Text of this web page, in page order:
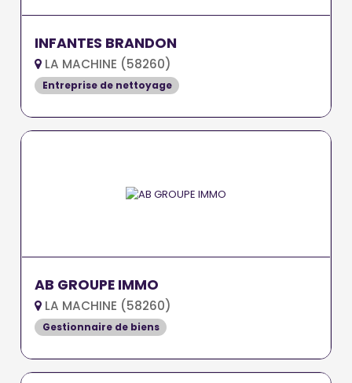
INFANTES BRANDON
LA MACHINE (58260)
Entreprise de nettoyage
AB GROUPE IMMO
LA MACHINE (58260)
Gestionnaire de biens